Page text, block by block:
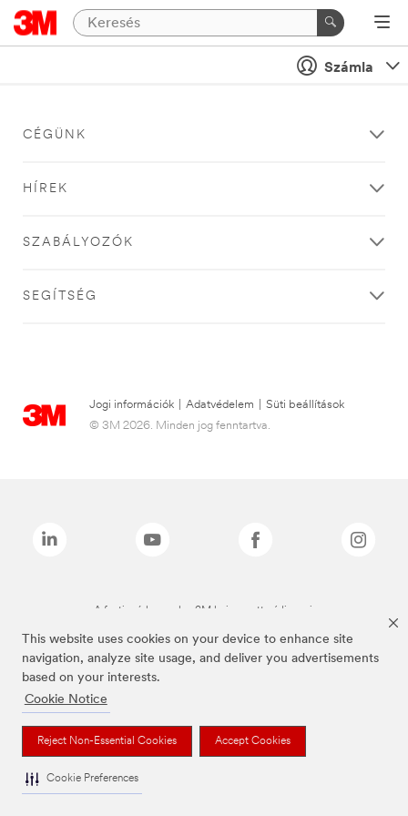
This website uses cookies on your device to enhance site
navigation, analyze site usage, and deliver you advertisements
based on your interests.
Cookie Notice
Reject Non-Essential Cookies Accept Cookies
Cookie Preferences
Számla
CÉGÜNK
HÍREK
SZABÁLYOZÓK
SEGÍTSÉG
Jogi információk Adatvédelem
Süti beállítások
© 3M 2026. Minden jog fenntartva.
A fenti márkanevek a 3M bejegyzett védjegyei.